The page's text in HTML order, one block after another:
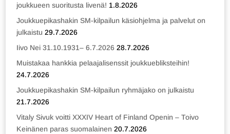
joukkueen suoritusta livenä! 1.8.2026
Joukkuepikashakin SM-kilpailun käsiohjelma ja palvelut on
julkaistu 29.7.2026
Iivo Nei 31.10.1931– 6.7.2026 28.7.2026
Muistakaa hankkia pelaajalisenssit joukkuebliksteihin!
24.7.2026
Joukkuepikashakin SM-kilpailun ryhmäjako on julkaistu
21.7.2026
Vitaly Sivuk voitti XXXIV Heart of Finland Openin – Toivo
Keinänen paras suomalainen 20.7.2026